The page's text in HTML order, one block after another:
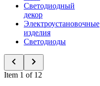
Светодиодный
декор
Электроустановочные
изделия
Светодиоды
Item 1 of 12